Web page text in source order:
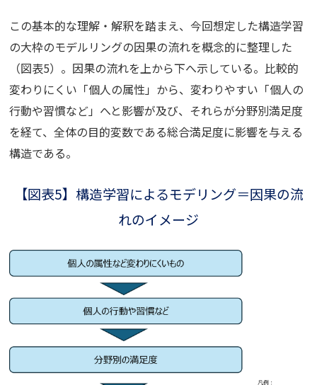
この基本的な理解・解釈を踏まえ、今回想定した構造学習
の大枠のモデルリングの因果の流れを概念的に整理した
（図表5）。因果の流れを上から下へ示している。比較的
変わりにくい「個人の属性」から、変わりやすい「個人の
行動や習慣など」へと影響が及び、それらが分野別満足度
を経て、全体の目的変数である総合満足度に影響を与える
構造である。
【図表5】構造学習によるモデリング＝因果の流
れのイメージ